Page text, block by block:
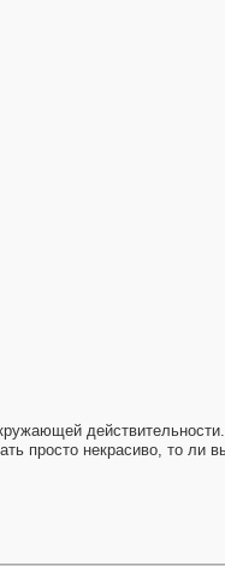
просто некрасиво, то ли